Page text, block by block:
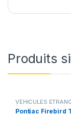
Produits
VÉHICULES
(voitures,camions
Pontiac Firebird